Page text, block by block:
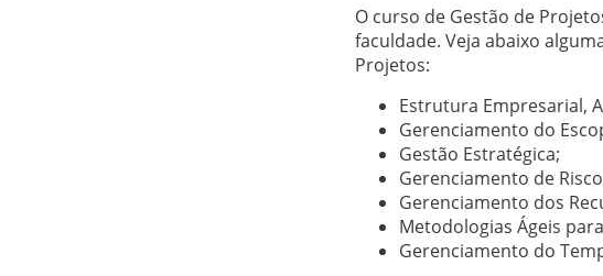
O curso de Gestão de
faculdade. Veja abaixo
Projetos:
Estrutura Empresarial,
Gerenciamento do
Gestão Estratégica;
Gerenciamento de
Gerenciamento dos
Metodologias Ágeis
Gerenciamento do